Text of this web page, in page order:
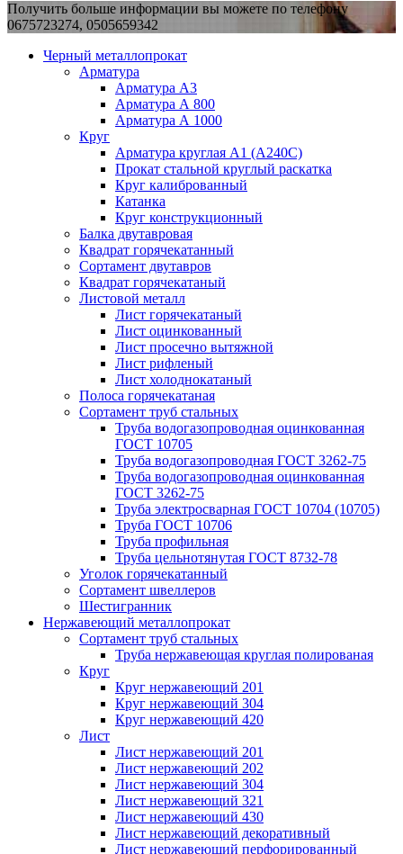
Получить больше информации вы можете по телефону
0675723274, 0505659342
Черный металлопрокат
Арматура
Арматура А3
Арматура А 800
Арматура А 1000
Круг
Арматура круглая А1 (А240C)
Прокат стальной круглый раскатка
Круг калиброванный
Катанка
Круг конструкционный
Балка двутавровая
Квадрат горячекатанный
Сортамент двутавров
Квадрат горячекатаный
Листовой металл
Лист горячекатаный
Лист оцинкованный
Лист просечно вытяжной
Лист рифленый
Лист холоднокатаный
Полоса горячекатаная
Сортамент труб стальных
Труба водогазопроводная оцинкованная
ГОСТ 10705
Труба водогазопроводная ГОСТ 3262-75
Труба водогазопроводная оцинкованная
ГОСТ 3262-75
Труба электросварная ГОСТ 10704 (10705)
Труба ГОСТ 10706
Труба профильная
Труба цельнотянутая ГОСТ 8732-78
Уголок горячекатанный
Сортамент швеллеров
Шестигранник
Нержавеющий металлопрокат
Сортамент труб стальных
Труба нержавеющая круглая полированая
Круг
Круг нержавеющий 201
Круг нержавеющий 304
Круг нержавеющий 420
Лист
Лист нержавеющий 201
Лист нержавеющий 202
Лист нержавеющий 304
Лист нержавеющий 321
Лист нержавеющий 430
Лист нержавеющий декоративный
Лист нержавеющий перфорированный